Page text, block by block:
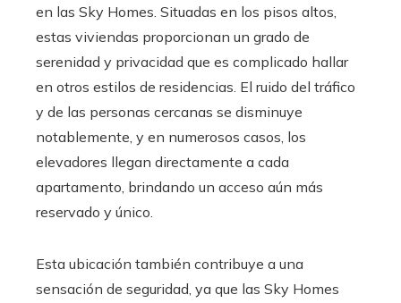
en las Sky Homes. Situadas en los pisos altos,
estas viviendas proporcionan un grado de
serenidad y privacidad que es complicado hallar
en otros estilos de residencias. El ruido del tráfico
y de las personas cercanas se disminuye
notablemente, y en numerosos casos, los
elevadores llegan directamente a cada
apartamento, brindando un acceso aún más
reservado y único.
Esta ubicación también contribuye a una
sensación de seguridad, ya que las Sky Homes